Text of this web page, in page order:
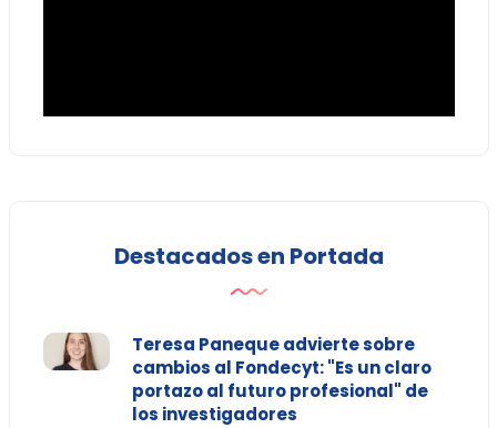
Destacados en Portada
Teresa Paneque advierte sobre
cambios al Fondecyt: "Es un claro
portazo al futuro profesional" de
los investigadores